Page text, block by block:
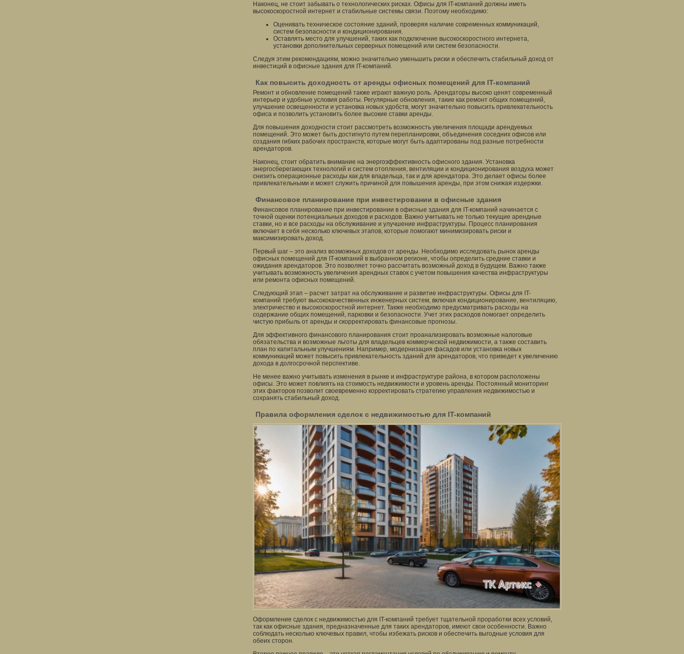
Наконец, не стоит забывать о технологических рисках. Офисы для IT-компаний должны иметь
высокоскоростной интернет и стабильные системы связи. Поэтому необходимо:
Оценивать техническое состояние зданий, проверяя наличие современных коммуникаций,
систем безопасности и кондиционирования.
Оставлять место для улучшений, таких как подключение высокоскоростного интернета,
установки дополнительных серверных помещений или систем безопасности.
Следуя этим рекомендациям, можно значительно уменьшить риски и обеспечить стабильный доход от
инвестиций в офисные здания для IT-компаний.
Как повысить доходность от аренды офисных помещений для IT-компаний
Ремонт и обновление помещений также играют важную роль. Арендаторы высоко ценят современный
интерьер и удобные условия работы. Регулярные обновления, такие как ремонт общих помещений,
улучшение освещенности и установка новых удобств, могут значительно повысить привлекательность
офиса и позволить установить более высокие ставки аренды.
Для повышения доходности стоит рассмотреть возможность увеличения площади арендуемых
помещений. Это может быть достигнуто путем перепланировки, объединения соседних офисов или
создания гибких рабочих пространств, которые могут быть адаптированы под разные потребности
арендаторов.
Наконец, стоит обратить внимание на энергоэффективность офисного здания. Установка
энергосберегающих технологий и систем отопления, вентиляции и кондиционирования воздуха может
снизить операционные расходы как для владельца, так и для арендатора. Это делает офисы более
привлекательными и может служить причиной для повышения аренды, при этом снижая издержки.
Финансовое планирование при инвестировании в офисные здания
Финансовое планирование при инвестировании в офисные здания для IT-компаний начинается с
точной оценки потенциальных доходов и расходов. Важно учитывать не только текущие арендные
ставки, но и все расходы на обслуживание и улучшение инфраструктуры. Процесс планирования
включает в себя несколько ключевых этапов, которые помогают минимизировать риски и
максимизировать доход.
Первый шаг – это анализ возможных доходов от аренды. Необходимо исследовать рынок аренды
офисных помещений для IT-компаний в выбранном регионе, чтобы определить средние ставки и
ожидания арендаторов. Это позволяет точно рассчитать возможный доход в будущем. Важно также
учитывать возможность увеличения арендных ставок с учетом повышения качества инфраструктуры
или ремонта офисных помещений.
Следующий этап – расчет затрат на обслуживание и развитие инфраструктуры. Офисы для IT-
компаний требуют высококачественных инженерных систем, включая кондиционирование, вентиляцию,
электричество и высокоскоростной интернет. Также необходимо предусматривать расходы на
содержание общих помещений, парковки и безопасности. Учет этих расходов помогает определить
чистую прибыль от аренды и скорректировать финансовые прогнозы.
Для эффективного финансового планирования стоит проанализировать возможные налоговые
обязательства и возможные льготы для владельцев коммерческой недвижимости, а также составить
план по капитальным улучшениям. Например, модернизация фасадов или установка новых
коммуникаций может повысить привлекательность зданий для арендаторов, что приведет к увеличению
дохода в долгосрочной перспективе.
Не менее важно учитывать изменения в рынке и инфраструктуре района, в котором расположены
офисы. Это может повлиять на стоимость недвижимости и уровень аренды. Постоянный мониторинг
этих факторов позволит своевременно корректировать стратегию управления недвижимостью и
сохранять стабильный доход.
Правила оформления сделок с недвижимостью для IT-компаний
Оформление сделок с недвижимостью для IT-компаний требует тщательной проработки всех условий,
так как офисные здания, предназначенные для таких арендаторов, имеют свои особенности. Важно
соблюдать несколько ключевых правил, чтобы избежать рисков и обеспечить выгодные условия для
обеих сторон.